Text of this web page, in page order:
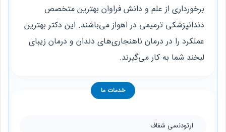
برخورداری از علم و دانش فراوان بهترین متخصص
دندانپزشکی ترمیمی در اهواز می‌باشند. این دکتر بهترین
عملکرد را در درمان ناهنجاری‌های دندان و درمان زیبای
لبخند شما به کار می‌گیرند.
خدمات ما
ارتودنسی شفاف